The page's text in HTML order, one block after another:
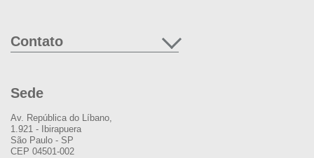
Contato
Sede
Av. República do Líbano,
1.921 - Ibirapuera
São Paulo - SP
CEP 04501-002